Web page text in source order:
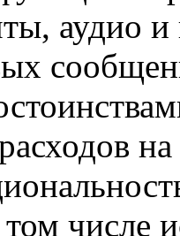
аудио
числе